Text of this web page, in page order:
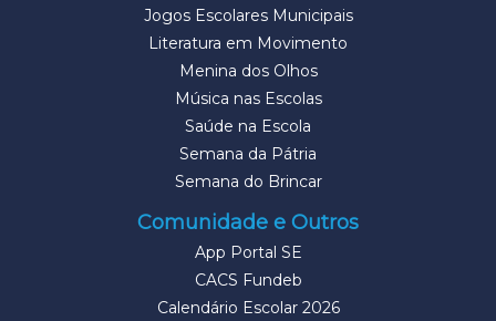
Jogos Escolares Municipais
Literatura em Movimento
Menina dos Olhos
Música nas Escolas
Saúde na Escola
Semana da Pátria
Semana do Brincar
Comunidade e Outros
App Portal SE
CACS Fundeb
Calendário Escolar 2026